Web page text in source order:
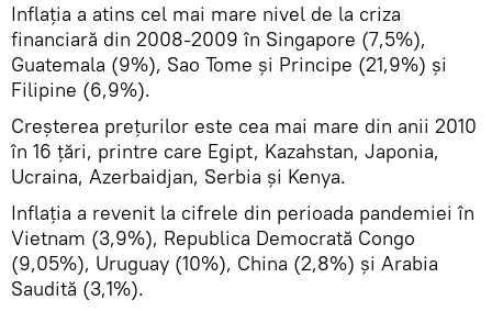
Inflația a atins cel mai mare nivel de la criza
financiară din 2008-2009 în Singapore (7,5%),
Guatemala (9%), Sao Tome și Principe (21,9%) și
Filipine (6,9%).
Creșterea prețurilor este cea mai mare din anii 2010
în 16 țări, printre care Egipt, Kazahstan, Japonia,
Ucraina, Azerbaidjan, Serbia și Kenya.
Inflația a revenit la cifrele din perioada pandemiei în
Vietnam (3,9%), Republica Democrată Congo
(9,05%), Uruguay (10%), China (2,8%) și Arabia
Saudită (3,1%).